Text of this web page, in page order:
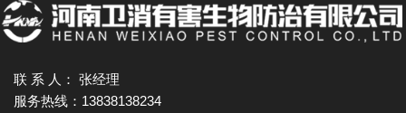
联 系 人： 张经理
服务热线：13838138234